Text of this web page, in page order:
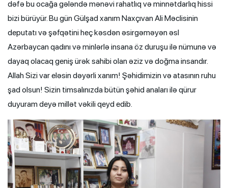
dəfə bu ocağa gələndə mənəvi rahatlıq və minnətdarlıq hissi
bizi bürüyür. Bu gün Gülşad xanım Naxçıvan Ali Məclisinin
deputatı və şəfqətini heç kəsdən əsirgəməyən əsl
Azərbaycan qadını və minlərlə insana öz duruşu ilə nümunə və
dayaq olacaq geniş ürək sahibi olan əziz və doğma insandır.
Allah Sizi var eləsin dəyərli xanım! Şəhidimizin və atasının ruhu
şad olsun! Sizin timsalınızda bütün şəhid anaları ilə qürur
duyuram deyə millət vəkili qeyd edib.